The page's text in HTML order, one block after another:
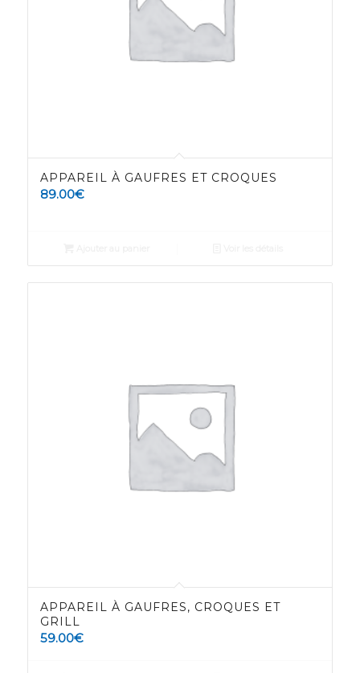
APPAREIL À GAUFRES ET CROQUES
89.00€
APPAREIL À GAUFRES, CROQUES ET
GRILL
59.00€